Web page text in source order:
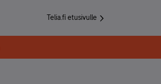
Telia.fi etusivulle